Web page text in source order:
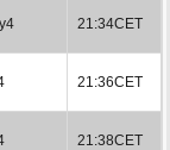
21:34CET
21:36CET
21:38CET